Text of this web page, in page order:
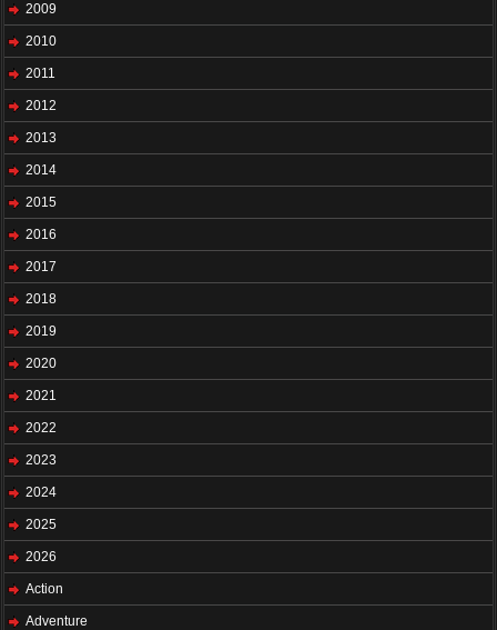
2009
2010
2011
2012
2013
2014
2015
2016
2017
2018
2019
2020
2021
2022
2023
2024
2025
2026
Action
Adventure